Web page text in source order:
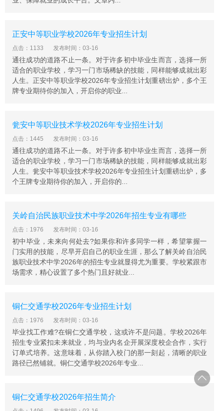
正安中等职业学校2026年专业招生计划
点击：1133 发布时间：03-16
通往成功的道路不止一条。对于许多初中毕业生而言，选择一所
适合的职业学校，学习一门市场稀缺的技能，同样能够成就出彩
人生。正安中等职业学校2026年专业招生计划重磅出炉，多个王
牌专业期待你的加入，开启你的职业...
瓮安中等职业技术学校2026年专业招生计划
点击：1445 发布时间：03-16
通往成功的道路不止一条。对于许多初中毕业生而言，选择一所
适合的职业学校，学习一门市场稀缺的技能，同样能够成就出彩
人生。瓮安中等职业技术学校2026年专业招生计划重磅出炉，多
个王牌专业期待你的加入，开启你的...
关岭自治民族职业技术中学2026年招生专业有哪些
点击：1976 发布时间：03-16
初中毕业，未来向何处去?如果你和许多同学一样，希望掌握一
门实用的技能，尽早开启自己的职业生涯，那么了解关岭自治民
族职业技术中学2026年的招生专业就显得尤为重要。学校紧跟市
场需求，精心设置了多个热门且好就业...
铜仁交通学校2026年专业招生计划
点击：1976 发布时间：03-16
毕业找工作难?在铜仁交通学校，这或许不是问题。学校2026年
招生专业紧扣未来就业，均与业内名企开展深度校企合作，实行
订单式培养。这意味着，从你踏入校门的那一刻起，清晰的职业
路径已然铺就。铜仁交通学校2026年专业...
铜仁交通学校2026年招生简介